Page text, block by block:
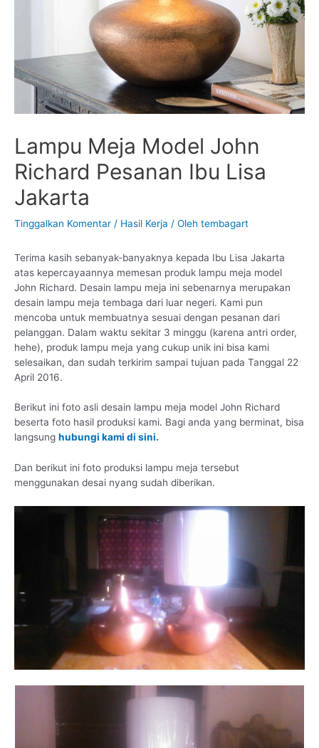
Lampu Meja Model John
Richard Pesanan Ibu Lisa
Jakarta
Tinggalkan Komentar / Hasil Kerja / Oleh tembagart
Terima kasih sebanyak-banyaknya kepada Ibu Lisa Jakarta
atas kepercayaannya memesan produk lampu meja model
John Richard. Desain lampu meja ini sebenarnya merupakan
desain lampu meja tembaga dari luar negeri. Kami pun
mencoba untuk membuatnya sesuai dengan pesanan dari
pelanggan. Dalam waktu sekitar 3 minggu (karena antri order,
hehe), produk lampu meja yang cukup unik ini bisa kami
selesaikan, dan sudah terkirim sampai tujuan pada Tanggal 22
April 2016.
Berikut ini foto asli desain lampu meja model John Richard
beserta foto hasil produksi kami. Bagi anda yang berminat, bisa
langsung hubungi kami di sini.
Dan berikut ini foto produksi lampu meja tersebut
menggunakan desai nyang sudah diberikan.